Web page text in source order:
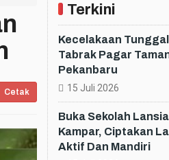
Cetak
Terkini
Kecelakaan
Tabrak Pagar
Pekanbaru
15 Juli 2026
Buka Sekolah
Kampar, Ciptakan
Aktif Dan Mandiri